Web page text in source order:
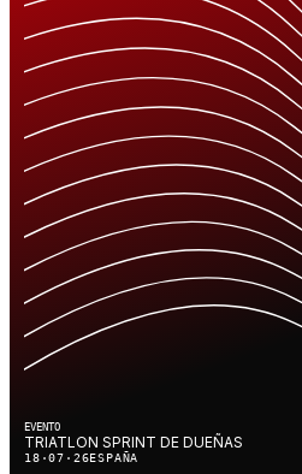
EVENTO
TRIATLON SPRINT DE DUEÑAS
18·07·26ESPAÑA